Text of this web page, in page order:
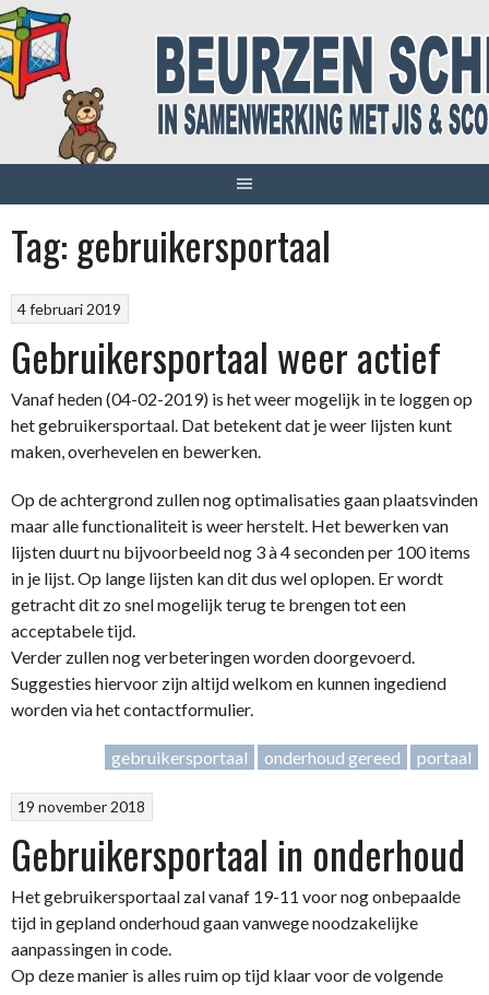
Spring
naar
inhoud
Tag: gebruikersportaal
4 februari 2019
Gebruikersportaal weer actief
Vanaf heden (04-02-2019) is het weer mogelijk in te loggen op
het gebruikersportaal. Dat betekent dat je weer lijsten kunt
maken, overhevelen en bewerken.
Op de achtergrond zullen nog optimalisaties gaan plaatsvinden
maar alle functionaliteit is weer herstelt. Het bewerken van
lijsten duurt nu bijvoorbeeld nog 3 à 4 seconden per 100 items
in je lijst. Op lange lijsten kan dit dus wel oplopen. Er wordt
getracht dit zo snel mogelijk terug te brengen tot een
acceptabele tijd.
Verder zullen nog verbeteringen worden doorgevoerd.
Suggesties hiervoor zijn altijd welkom en kunnen ingediend
worden via het contactformulier.
gebruikersportaal onderhoud gereed portaal
19 november 2018
Gebruikersportaal in onderhoud
Het gebruikersportaal zal vanaf 19-11 voor nog onbepaalde
tijd in gepland onderhoud gaan vanwege noodzakelijke
aanpassingen in code.
Op deze manier is alles ruim op tijd klaar voor de volgende